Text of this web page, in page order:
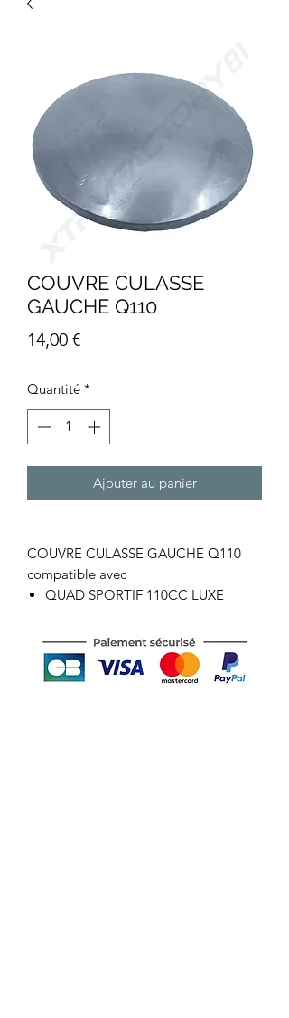
COUVRE CULASSE
GAUCHE Q110
14,00 €Prix
Quantité *
Ajouter au panier
COUVRE CULASSE GAUCHE Q110
compatible avec
QUAD SPORTIF 110CC LUXE